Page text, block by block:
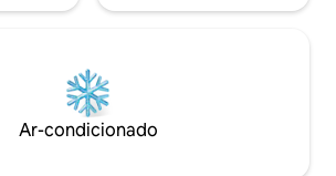
Ar-condicionado